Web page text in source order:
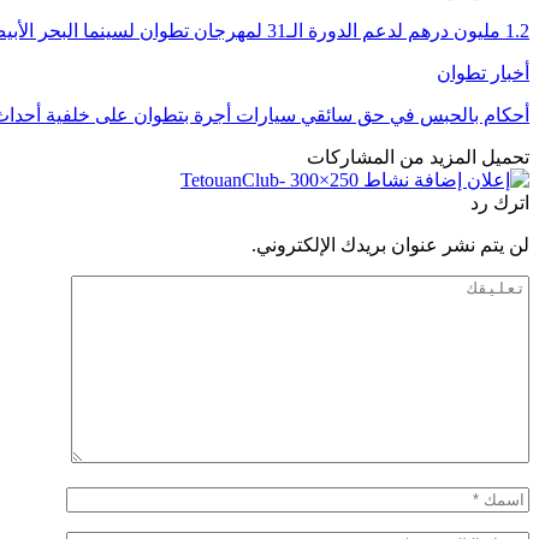
1.2 مليون درهم لدعم الدورة الـ31 لمهرجان تطوان لسينما البحر الأبيض المتوسط
أخبار تطوان
أحكام بالحبس في حق سائقي سيارات أجرة بتطوان على خلفية
تحميل المزيد من المشاركات
اترك رد
لن يتم نشر عنوان بريدك الإلكتروني.